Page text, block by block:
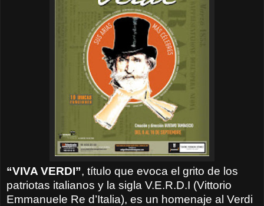
“VIVA VERDI”, título que evoca el grito de los
patriotas italianos y la sigla V.E.R.D.I (Vittorio
Emmanuele Re d’Italia), es un homenaje al Verdi